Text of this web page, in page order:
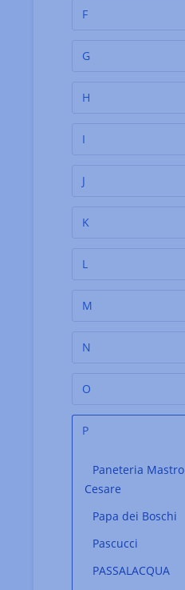
F
G
H
I
J
K
L
M
N
O
P
Paneteria Mastro
Cesare
Papa dei Boschi
Pascucci
PASSALACQUA